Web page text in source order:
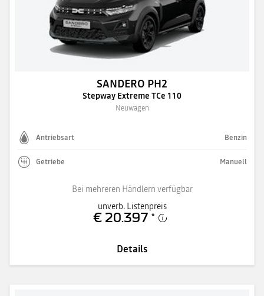
SANDERO PH2
Stepway Extreme TCe 110
Neuwagen
Antriebsart Benzin
Getriebe Manuell
Bei mehreren Händlern verfügbar
unverb. Listenpreis
€ 20.397 *
Details